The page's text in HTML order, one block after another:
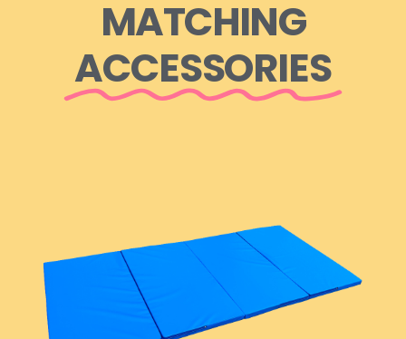
MATCHING
ACCESSORIES